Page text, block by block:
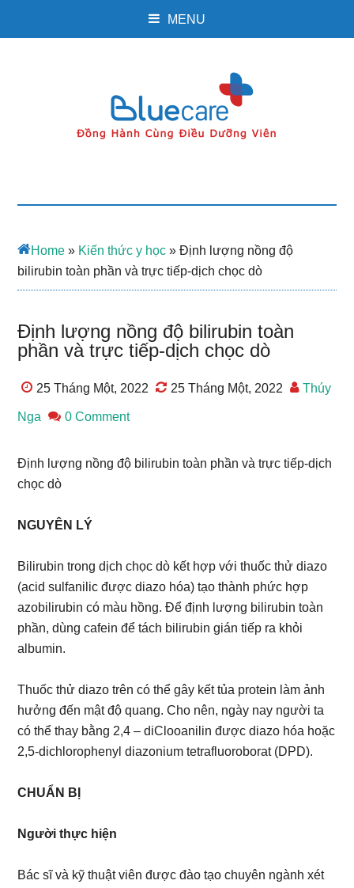
MENU
Home » Kiến thức y học »Định lượng nồng độ
bilirubin toàn phần và trực tiếp-dịch chọc dò
Định lượng nồng độ bilirubin toàn
phần và trực tiếp-dịch chọc dò
25 Tháng Một, 2022 25 Tháng Một, 2022 Thúy
Nga 0 Comment
Định lượng nồng độ bilirubin toàn phần và trực tiếp-dịch
chọc dò
NGUYÊN LÝ
Bilirubin trong dịch chọc dò kết hợp với thuốc thử diazo
(acid sulfanilic được diazo hóa) tạo thành phức hợp
azobilirubin có màu hồng. Để định lượng bilirubin toàn
phần, dùng cafein để tách bilirubin gián tiếp ra khỏi
albumin.
Thuốc thử diazo trên có thể gây kết tủa protein làm ảnh
hưởng đến mật độ quang. Cho nên, ngày nay người ta
có thể thay bằng 2,4 – diClooanilin được diazo hóa hoặc
2,5-dichlorophenyl diazonium tetrafluoroborat (DPD).
CHUẨN BỊ
Người thực hiện
Bác sĩ và kỹ thuật viên được đào tạo chuyên ngành xét